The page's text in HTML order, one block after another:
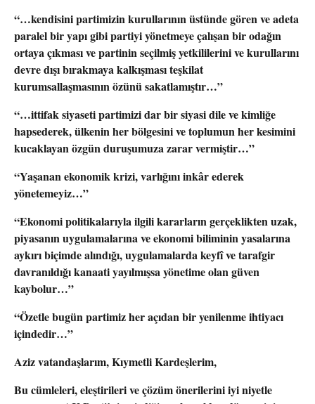
“…kendisini partimizin kurullarının üstünde gören ve adeta
paralel bir yapı gibi partiyi yönetmeye çalışan bir odağın
ortaya çıkması ve partinin seçilmiş yetkililerini ve kurullarını
devre dışı bırakmaya kalkışması teşkilat
kurumsallaşmasının özünü sakatlamıştır…”
“…ittifak siyaseti partimizi dar bir siyasi dile ve kimliğe
hapsederek, ülkenin her bölgesini ve toplumun her kesimini
kucaklayan özgün duruşumuza zarar vermiştir…”
“Yaşanan ekonomik krizi, varlığını inkâr ederek
yönetemeyiz…”
“Ekonomi politikalarıyla ilgili kararların gerçeklikten uzak,
piyasanın uygulamalarına ve ekonomi biliminin yasalarına
aykırı biçimde alındığı, uygulamalarda keyfî ve tarafgir
davranıldığı kanaati yayılmışsa yönetime olan güven
kaybolur…”
“Özetle bugün partimiz her açıdan bir yenilenme ihtiyacı
içindedir…”
Aziz vatandaşlarım, Kıymetli Kardeşlerim,
Bu cümleleri, eleştirileri ve çözüm önerilerini iyi niyetle